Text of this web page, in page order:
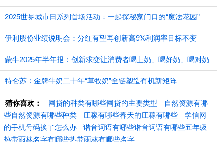
2025世界城市日系列首场活动：一起探秘家门口的“魔法花园”
伊利股份业绩说明会：分红有望再创新高9%利润率目标不变
蒙牛2025年半年报：创新求变让消费者喝上奶、喝好奶、喝对奶
特仑苏：金牌牛奶二十年“草牧奶”全链塑造有机新矩阵
猜你喜欢： 网贷的种类有哪些网贷的主要类型
自然资源有哪
些自然资源有哪些种类
庄稼有哪些春天的庄稼有哪些
学信网
的手机号码换了怎么办
谐音词语有哪些谐音词语有哪些五年级
热带雨林名字有哪些热带雨林有哪些名字